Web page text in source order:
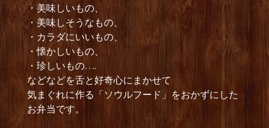
・美味しいもの、
・美味しそうなもの、
・カラダにいいもの、
・懐かしいもの、
・珍しいもの….
などなどを舌と好奇心にまかせて
気まぐれに作る「ソウルフード」をおかずにした
お弁当です。